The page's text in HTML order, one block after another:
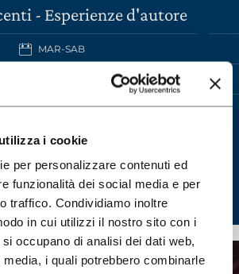
i cookie
per personalizzare contenuti ed
funzionalità dei social media e per
traffico. Condividiamo inoltre
in cui utilizzi il nostro sito con i
occupano di analisi dei dati web,
i quali potrebbero combinarle
- Esperienze d'autore
MAR-SAB